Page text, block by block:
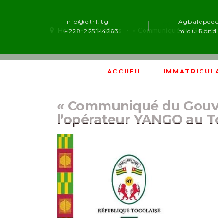
info@dtrf.tg
+228 2251-4263
m du
ACCUEIL
Home - Actualités « Communiqué du Gouvernement
« Communiqué du
l’opérateur YANGO au